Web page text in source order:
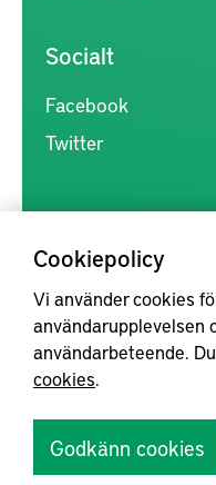
Cookiepolicy
Vi använder cookies
användarupplevelsen
användarbeteende.
cookies.
Godkänn cookies
Socialt
Facebook
Twitter
Kunskapsförmedlingen är
inom produkt- och
forskningsresultat mer
samverkan mellan